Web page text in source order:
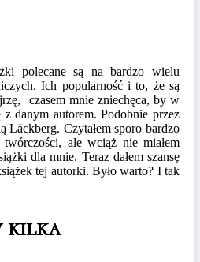
polecane są na bardzo wielu
Ich popularność i to, że są
czasem mnie zniechęca, by w
danym autorem. Podobnie przez
Läckberg. Czytałem sporo bardzo
ale wciąż nie miałem
dla mnie. Teraz dałem szansę
tej autorki. Było warto? I tak
kilka